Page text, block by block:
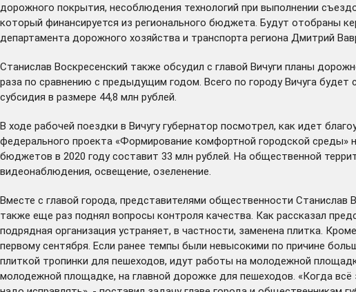
дорожного покрытия, несоблюдения технологий при выполнении
который финансируется из регионального бюджета. Будут отобраны
департамента дорожного хозяйства и транспорта региона Дмитрий
Станислав Воскресенский также обсудил с главой Вичуги планы
раза по сравнению с предыдущим годом. Всего по городу Вичуга
субсидия в размере 44,8 млн рублей.
В ходе рабочей поездки в Вичугу губернатор посмотрел, как идет
федерального проекта «Формирование комфортной городской среды»
бюджетов в 2020 году составит 33 млн рублей. На общественной
видеонаблюдения, освещение, озеленение.
Вместе с главой города, представителями общественности Станислав
также еще раз поднял вопросы контроля качества. Как рассказал
подрядная организация устраняет, в частности, заменена плитка.
первому сентября. Если ранее темпы были невысокими по причине
плиткой тропинки для пешеходов, идут работы на молодежной
молодежной площадке, на главной дорожке для пешеходов. «Когда